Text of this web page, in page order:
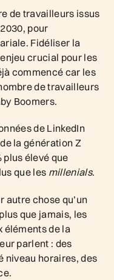
de travailleurs issus
pour
Fidéliser la
crucial pour les
commencé car les
de travailleurs
Boomers.
de LinkedIn
la génération Z
plus élevé que
que les millenials.
autre chose qu’un
que jamais, les
éléments de la
parlent : des
niveau horaires, des